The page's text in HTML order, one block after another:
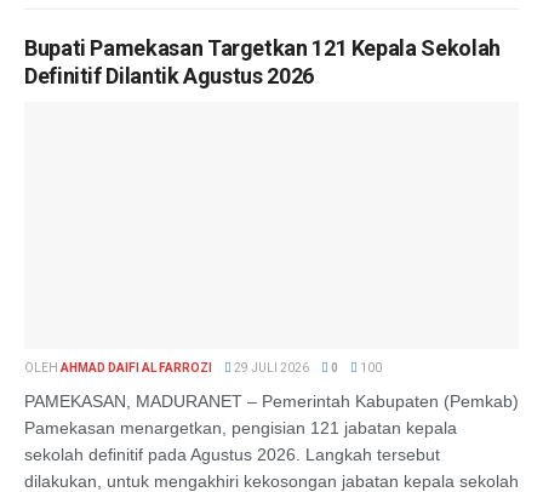
Bupati Pamekasan Targetkan 121 Kepala Sekolah
Definitif Dilantik Agustus 2026
OLEH AHMAD DAIFI AL FARROZI 29 JULI 2026 0 100
PAMEKASAN, MADURANET – Pemerintah Kabupaten (Pemkab)
Pamekasan menargetkan, pengisian 121 jabatan kepala
sekolah definitif pada Agustus 2026. Langkah tersebut
dilakukan, untuk mengakhiri kekosongan jabatan kepala sekolah